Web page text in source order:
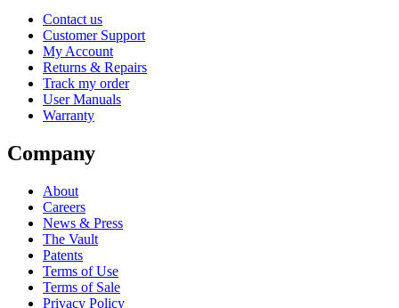
Contact us
Customer Support
My Account
Returns & Repairs
Track my order
User Manuals
Warranty
Company
About
Careers
News & Press
The Vault
Patents
Terms of Use
Terms of Sale
Privacy Policy